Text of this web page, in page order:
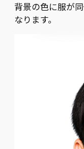
背景の色に服が
なります。